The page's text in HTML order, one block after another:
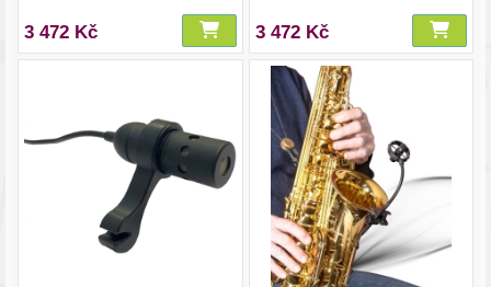
3 472 Kč 3 472 Kč